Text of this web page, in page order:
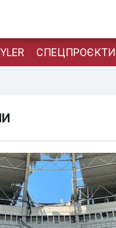
СПЕЦПРОЄКТИ